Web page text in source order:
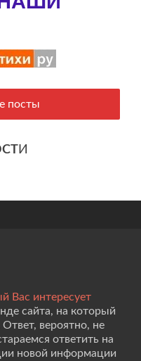
посты
И
Вас интересует
сайта, на который
вероятно, не
ответить на
новой информации